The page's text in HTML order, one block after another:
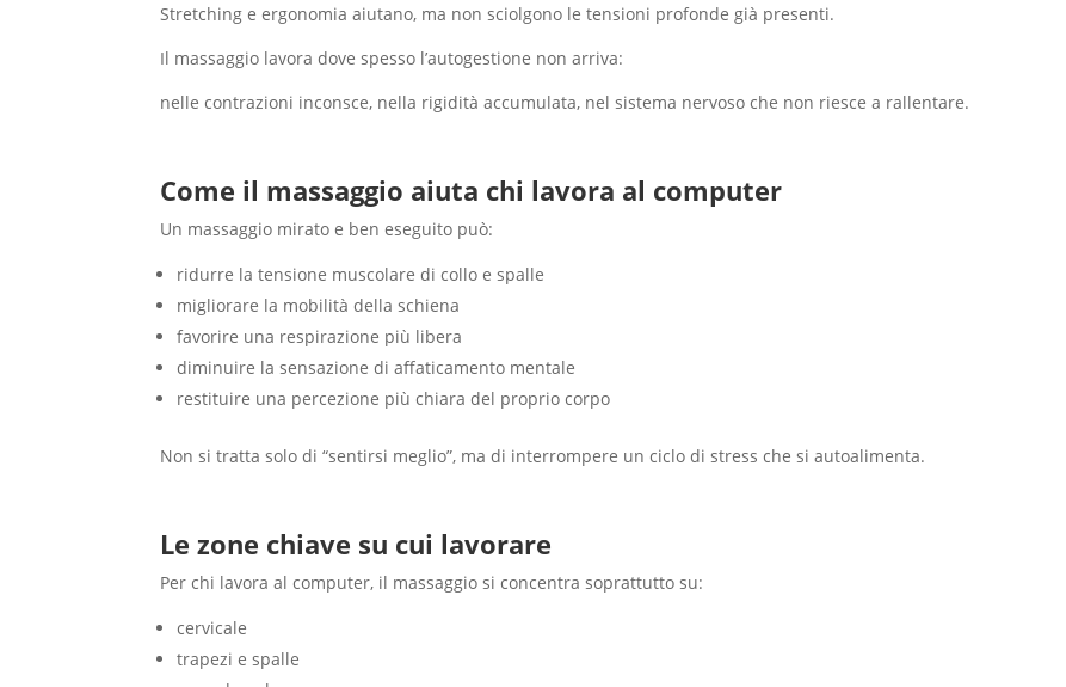
Stretching e ergonomia aiutano, ma non sciolgono le tensioni profonde già presenti.
Il massaggio lavora dove spesso l’autogestione non arriva:
nelle contrazioni inconsce, nella rigidità accumulata, nel sistema nervoso che non riesce a rallentare.
Come il massaggio aiuta chi lavora al computer
Un massaggio mirato e ben eseguito può:
ridurre la tensione muscolare di collo e spalle
migliorare la mobilità della schiena
favorire una respirazione più libera
diminuire la sensazione di affaticamento mentale
restituire una percezione più chiara del proprio corpo
Non si tratta solo di “sentirsi meglio”, ma di interrompere un ciclo di stress che si autoalimenta.
Le zone chiave su cui lavorare
Per chi lavora al computer, il massaggio si concentra soprattutto su:
cervicale
trapezi e spalle